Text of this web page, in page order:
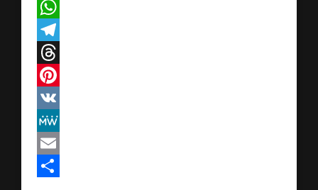
X
WhatsApp
Telegram
Threads
Pinterest
VK
MeWe
Email